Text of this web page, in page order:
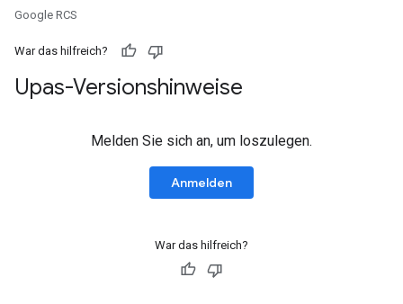
Google RCS
War das hilfreich?
Upas-Versionshinweise
Melden Sie sich an, um loszulegen.
Anmelden
War das hilfreich?